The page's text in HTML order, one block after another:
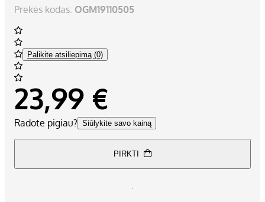
Prekės kodas: OGM19110505
Palikite atsiliepimą (0)
23,99 €
Radote pigiau? Siūlykite savo kainą
PIRKTI